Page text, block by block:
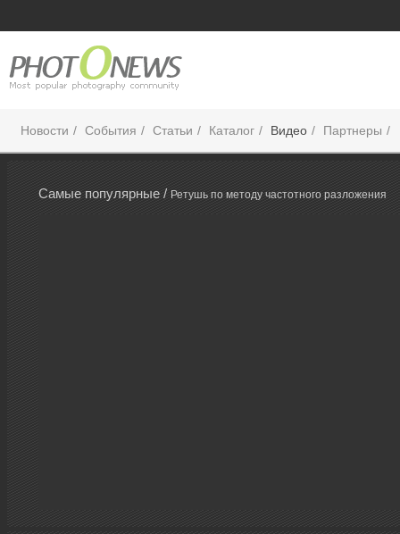
Новости События Статьи Каталог Видео Партнеры
Самые популярные / Ретушь по методу частотного разложения